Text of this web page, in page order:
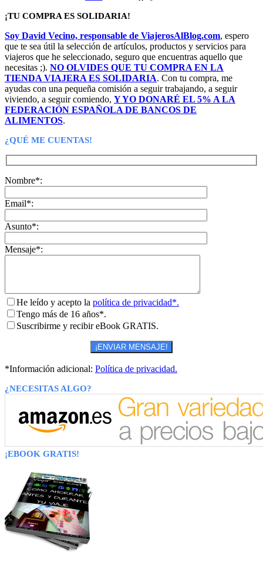
¡TU COMPRA ES SOLIDARIA!
Soy David Vecino, responsable de ViajerosAlBlog.com, espero
que te sea útil la selección de artículos, productos y servicios para
viajeros que he seleccionado, seguro que encuentras aquello que
necesitas ;). NO OLVIDES QUE TU COMPRA EN LA
TIENDA VIAJERA ES SOLIDARIA. Con tu compra, me
ayudas con una pequeña comisión a seguir trabajando, a seguir
viviendo, a seguir comiendo, Y YO DONARÉ EL 5% A LA
FEDERACIÓN ESPAÑOLA DE BANCOS DE
ALIMENTOS.
¿QUÉ ME CUENTAS!
Nombre*:
Email*:
Asunto*:
Mensaje*:
He leído y acepto la política de privacidad*.
Tengo más de 16 años*.
Suscribirme y recibir eBook GRATIS.
*Información adicional: Política de privacidad.
¿NECESITAS ALGO?
¡EBOOK GRATIS!